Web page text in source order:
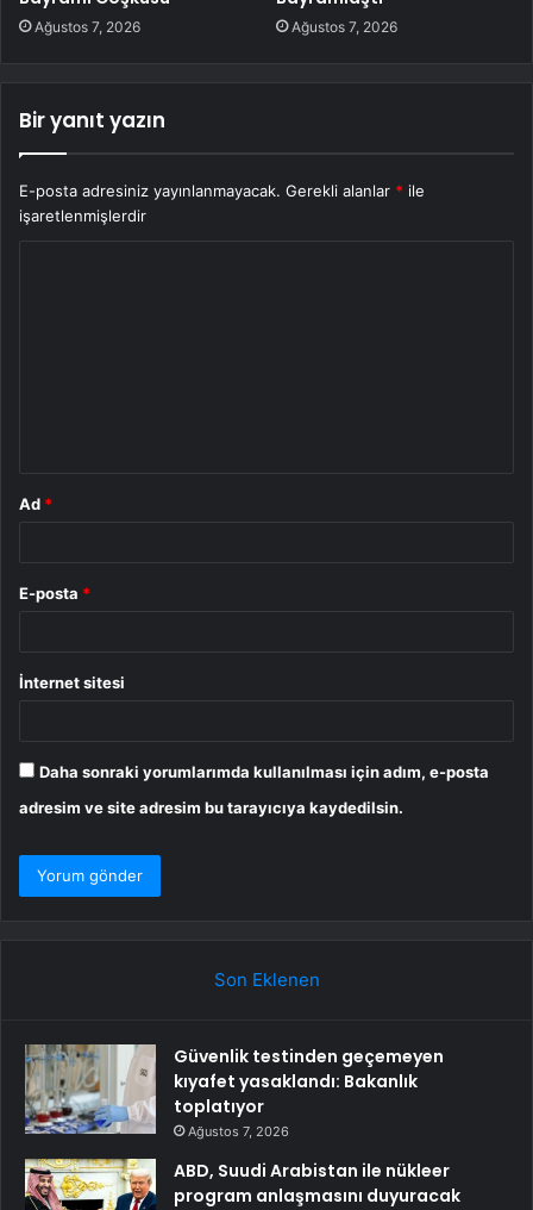
Ağustos 7, 2026 Ağustos 7, 2026
Bir yanıt yazın
E-posta adresiniz yayınlanmayacak. Gerekli alanlar * ile
işaretlenmişlerdir
Ad *
E-posta *
İnternet sitesi
Daha sonraki yorumlarımda kullanılması için adım, e-posta
adresim ve site adresim bu tarayıcıya kaydedilsin.
Son Eklenen
Güvenlik testinden geçemeyen
kıyafet yasaklandı: Bakanlık
toplatıyor
Ağustos 7, 2026
ABD, Suudi Arabistan ile nükleer
program anlaşmasını duyuracak